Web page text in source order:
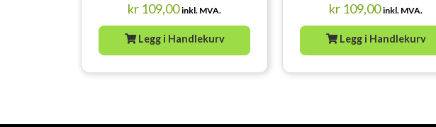
kr 109,00 inkl. MVA.
Legg i Handlekurv
kr 109,00 inkl. MVA.
Legg i Handlekurv